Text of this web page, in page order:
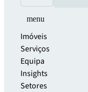
menu
Imóveis
Serviços
Equipa
Insights
Setores